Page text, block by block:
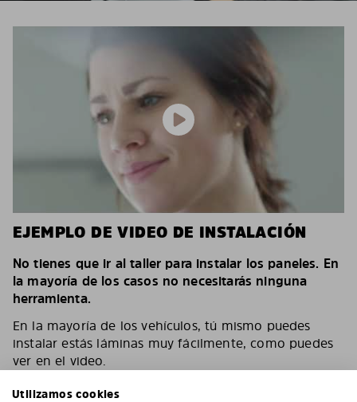
EJEMPLO DE VIDEO DE INSTALACIÓN
No tienes que ir al taller para instalar los paneles. En
la mayoría de los casos no necesitarás ninguna
herramienta.
En la mayoría de los vehículos, tú mismo puedes
instalar estás láminas muy fácilmente, como puedes
ver en el video.
Según el número de láminas y el vehículo, puedes
Utilizamos cookies